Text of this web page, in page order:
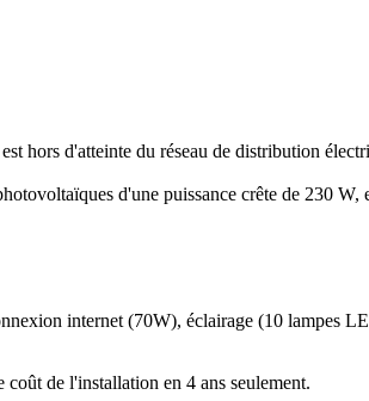
hors d'atteinte du réseau de distribution
d'une puissance crête de 230
internet (70W), éclairage (10 lampes
de l'installation en 4 ans seulement.